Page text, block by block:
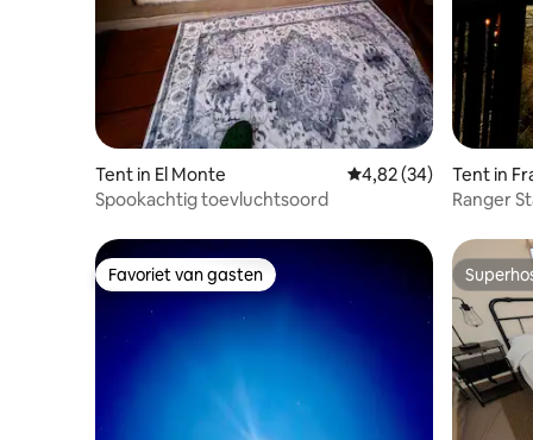
Tent in El Monte Gemiddelde
4,82 (34)
Spookachtig toevluchtsoord
Tent in
Ranger
Favoriet van gasten
Favoriet van gasten